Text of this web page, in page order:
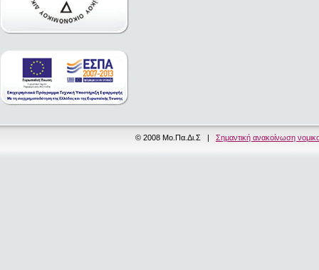
© 2008 Μο.Πα.Δι.Σ | Σημαντική ανακοίνωση